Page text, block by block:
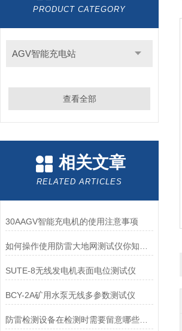
PRODUCT CATEGORY
AGV智能充电站
查看全部
相关文章
RELATED ARTICLES
30AAGV智能充电机的使用注意事项
SUTE-8无线发电机表面电位测试仪
BCY-2A矿用水泵无线多参数测试仪
防雷检测设备在检测时需要留意哪些问题